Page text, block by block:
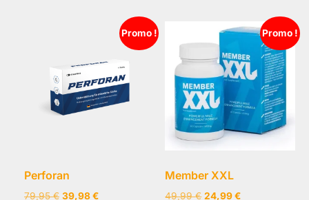
Promo !
Perforan
79,95€ Le
39,98€Le
Promo !
Member XXL
49,99€ Le
24,99€Le